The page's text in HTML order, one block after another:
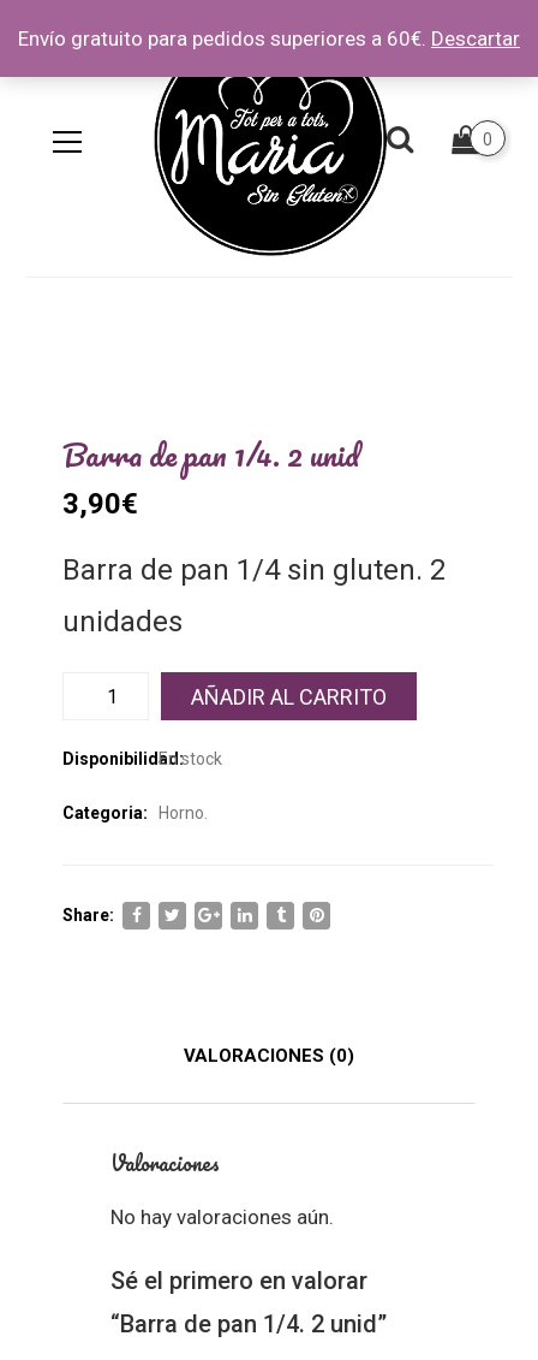
0
Barra de pan 1/4. 2 unid
3,90€
Barra de pan 1/4 sin gluten. 2
unidades
AÑADIR AL CARRITO
Disponibilidad:En stock
Categoria: Horno
Share:
VALORACIONES (0)
Valoraciones
No hay valoraciones aún.
Sé el primero en valorar
“Barra de pan 1/4. 2 unid”
Envío gratuito para pedidos superiores a 60€. Descartar